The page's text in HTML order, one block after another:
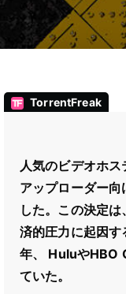
TorrentFreak
人気のビデオホ
アップローダー
した。この決定
済的圧力に起因
年、 HuluやHBO
ていた。